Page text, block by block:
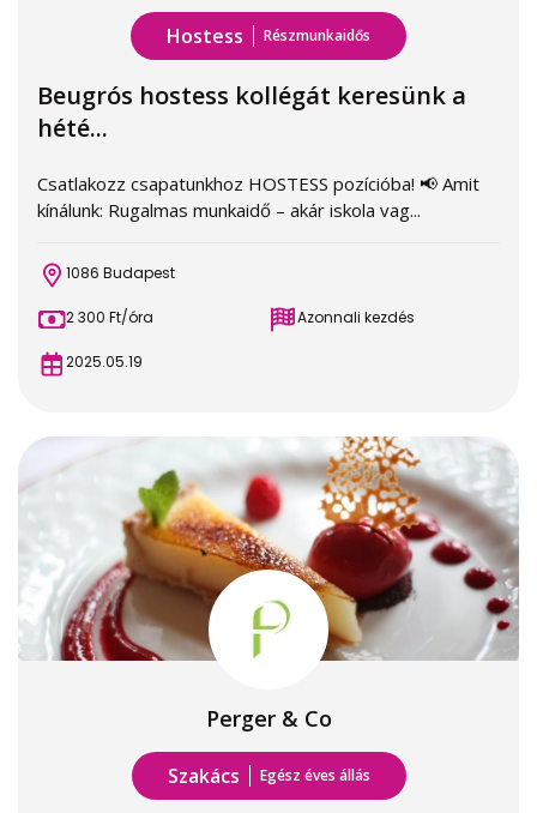
Hostess Részmunkaidős
Beugrós hostess kollégát keresünk a
hété...
Csatlakozz csapatunkhoz HOSTESS pozícióba! 📢 Amit
kínálunk: Rugalmas munkaidő – akár iskola vag...
1086 Budapest
2 300 Ft/óra Azonnali kezdés
2025.05.19
Perger & Co
Szakács Egész éves állás